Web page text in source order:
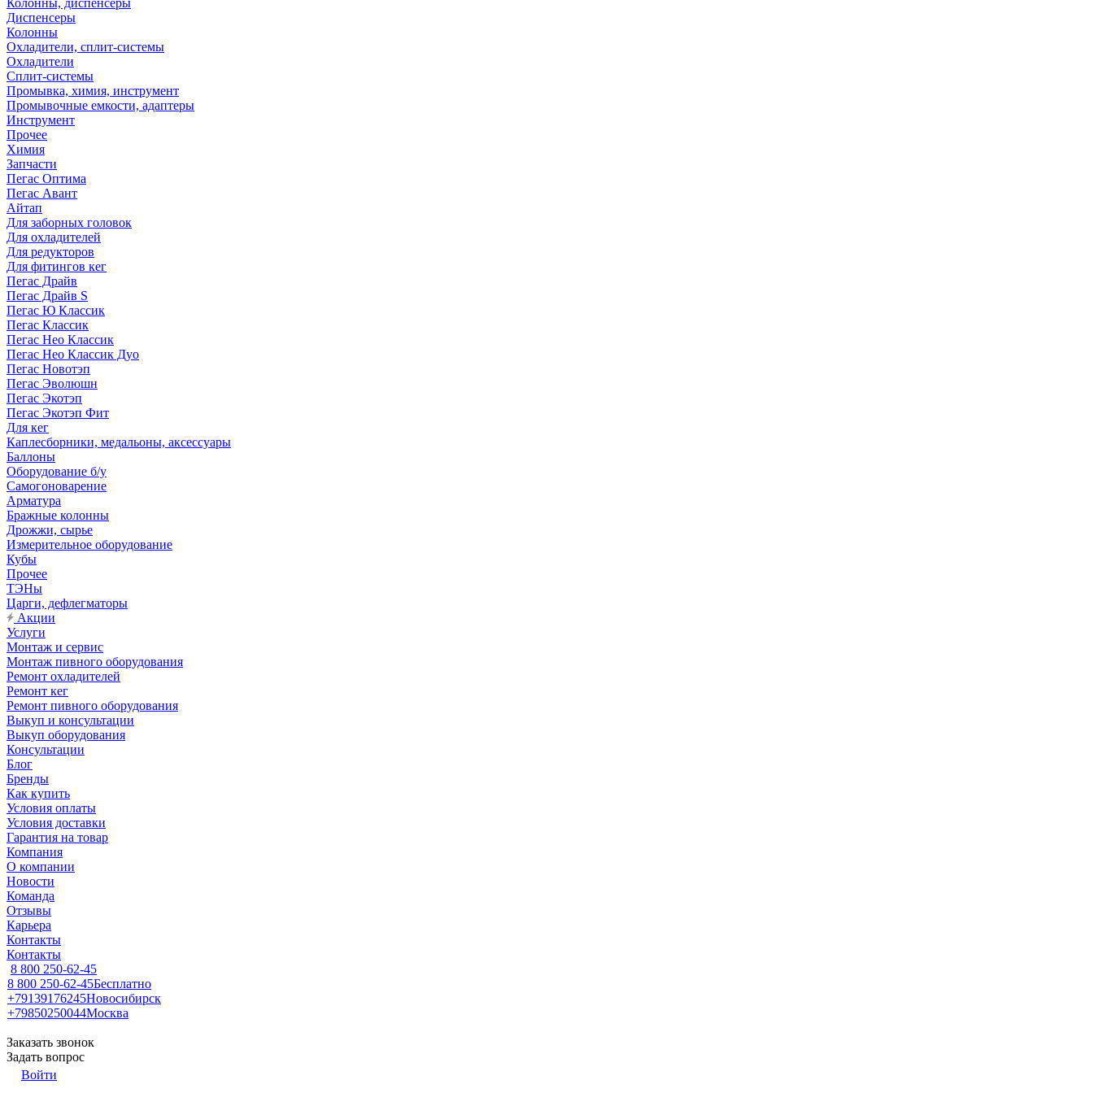
Колонны, диспенсеры
Диспенсеры
Колонны
Охладители, сплит-системы
Охладители
Сплит-системы
Промывка, химия, инструмент
Промывочные емкости, адаптеры
Инструмент
Прочее
Химия
Запчасти
Пегас Оптима
Пегас Авант
Айтап
Для заборных головок
Для охладителей
Для редукторов
Для фитингов кег
Пегас Драйв
Пегас Драйв S
Пегас Ю Классик
Пегас Классик
Пегас Нео Классик
Пегас Нео Классик Дуо
Пегас Новотэп
Пегас Эволюшн
Пегас Экотэп
Пегас Экотэп Фит
Для кег
Каплесборники, медальоны, аксессуары
Баллоны
Оборудование б/у
Самогоноварение
Арматура
Бражные колонны
Дрожжи, сырье
Измерительное оборудование
Кубы
Прочее
ТЭНы
Царги, дефлегматоры
Акции
Услуги
Монтаж и сервис
Монтаж пивного оборудования
Ремонт охладителей
Ремонт кег
Ремонт пивного оборудования
Выкуп и консультации
Выкуп оборудования
Консультации
Блог
Бренды
Как купить
Условия оплаты
Условия доставки
Гарантия на товар
Компания
О компании
Новости
Команда
Отзывы
Карьера
Контакты
Контакты
8 800 250-62-45
8 800 250-62-45Бесплатно
+79139176245Новосибирск
+79850250044Москва
Заказать звонок
Задать вопрос
Войти